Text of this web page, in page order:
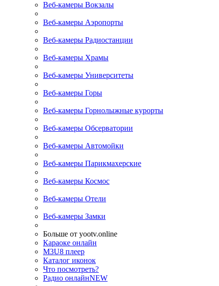
Веб-камеры Вокзалы
Веб-камеры Аэропорты
Веб-камеры Радиостанции
Веб-камеры Храмы
Веб-камеры Университеты
Веб-камеры Горы
Веб-камеры Горнолыжные курорты
Веб-камеры Обсерватории
Веб-камеры Автомойки
Веб-камеры Парикмахерские
Веб-камеры Космос
Веб-камеры Отели
Веб-камеры Замки
Больше от yootv.online
Караоке онлайн
M3U8 плеер
Каталог иконок
Что посмотреть?
Радио онлайнNEW